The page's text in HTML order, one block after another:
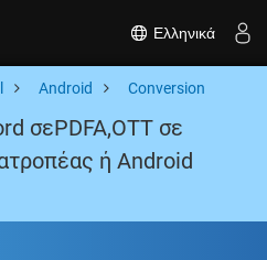
Ελληνικά
Android Conversion
σεPDFA,OTT σε
ή Android